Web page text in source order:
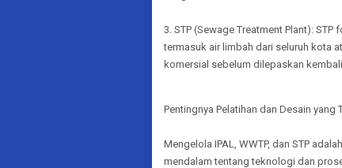
3. STP (Sewage Treatment Plant):
termasuk air limbah dari seluruh kota
komersial sebelum dilepaskan
Pentingnya Pelatihan dan Desain yang
Mengelola IPAL, WWTP, dan STP
mendalam tentang teknologi dan